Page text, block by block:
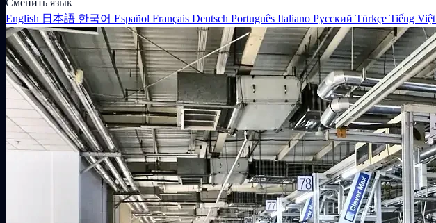
Сменить язык
English 日本語 한국어 Español Français Deutsch Português Italiano Русский Türkçe Tiếng Việt